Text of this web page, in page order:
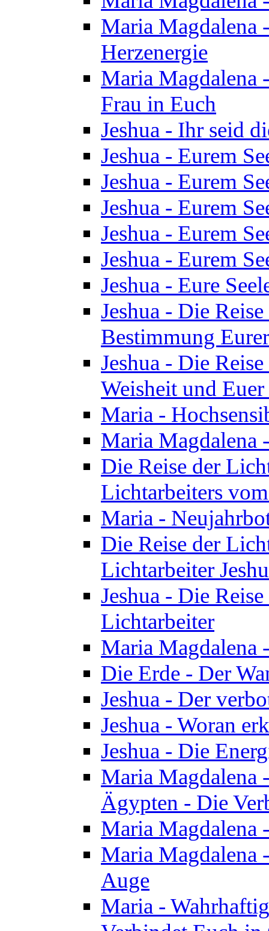
Maria Magdalena
Herzenergie
Maria Magdalena
Frau in Euch
Jeshua - Ihr seid
Jeshua - Eurem
Jeshua - Eurem
Jeshua - Eurem
Jeshua - Eurem
Jeshua - Eurem
Jeshua - Eure
Jeshua - Die
Bestimmung
Jeshua - Die
Weisheit und
Maria -
Maria Magdalena
Die Reise der
Lichtarbeiters
Maria -
Die Reise der
Lichtarbeiter
Jeshua - Die
Lichtarbeiter
Maria Magdalena
Die Erde - Der
Jeshua - Der
Jeshua - Woran
Jeshua - Die
Maria Magdalena
Ägypten - Die
Maria Magdalena
Maria Magdalena
Auge
Maria -